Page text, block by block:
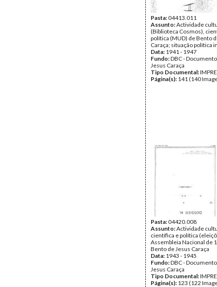
Pasta:04413.011
Assunto:Actividade
(Biblioteca Cosmos),
política (MUD) de Bento
Caraça; situação política
Data: 1941 - 1947
Fundo:DBC -
Jesus Caraça
Tipo Documental:
Página(s): 141 (140
Pasta:04420.008
Assunto:Actividade
científica e política
Assembleia Nacional de
Bento de Jesus Caraça
Data: 1943 - 1945
Fundo:DBC -
Jesus Caraça
Tipo Documental:
Página(s): 123 (122